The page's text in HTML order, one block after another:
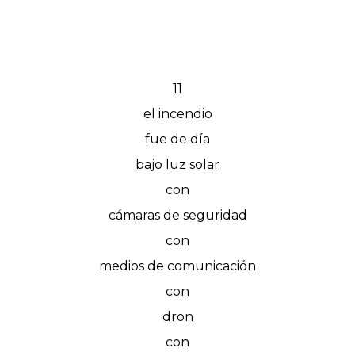
11
el incendio
fue de día
bajo luz solar
con
cámaras de seguridad
con
medios de comunicación
con
dron
con